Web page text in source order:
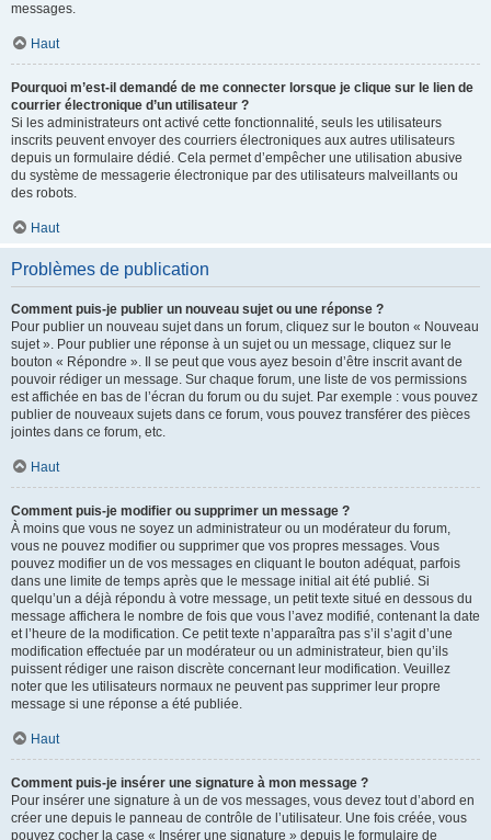
messages.
Haut
Pourquoi m’est-il demandé de me connecter lorsque je clique sur le lien de
courrier électronique d’un utilisateur ?
Si les administrateurs ont activé cette fonctionnalité, seuls les utilisateurs
inscrits peuvent envoyer des courriers électroniques aux autres utilisateurs
depuis un formulaire dédié. Cela permet d’empêcher une utilisation abusive
du système de messagerie électronique par des utilisateurs malveillants ou
des robots.
Haut
Problèmes de publication
Comment puis-je publier un nouveau sujet ou une réponse ?
Pour publier un nouveau sujet dans un forum, cliquez sur le bouton « Nouveau
sujet ». Pour publier une réponse à un sujet ou un message, cliquez sur le
bouton « Répondre ». Il se peut que vous ayez besoin d’être inscrit avant de
pouvoir rédiger un message. Sur chaque forum, une liste de vos permissions
est affichée en bas de l’écran du forum ou du sujet. Par exemple : vous pouvez
publier de nouveaux sujets dans ce forum, vous pouvez transférer des pièces
jointes dans ce forum, etc.
Haut
Comment puis-je modifier ou supprimer un message ?
À moins que vous ne soyez un administrateur ou un modérateur du forum,
vous ne pouvez modifier ou supprimer que vos propres messages. Vous
pouvez modifier un de vos messages en cliquant le bouton adéquat, parfois
dans une limite de temps après que le message initial ait été publié. Si
quelqu’un a déjà répondu à votre message, un petit texte situé en dessous du
message affichera le nombre de fois que vous l’avez modifié, contenant la date
et l’heure de la modification. Ce petit texte n’apparaîtra pas s’il s’agit d’une
modification effectuée par un modérateur ou un administrateur, bien qu’ils
puissent rédiger une raison discrète concernant leur modification. Veuillez
noter que les utilisateurs normaux ne peuvent pas supprimer leur propre
message si une réponse a été publiée.
Haut
Comment puis-je insérer une signature à mon message ?
Pour insérer une signature à un de vos messages, vous devez tout d’abord en
créer une depuis le panneau de contrôle de l’utilisateur. Une fois créée, vous
pouvez cocher la case « Insérer une signature » depuis le formulaire de